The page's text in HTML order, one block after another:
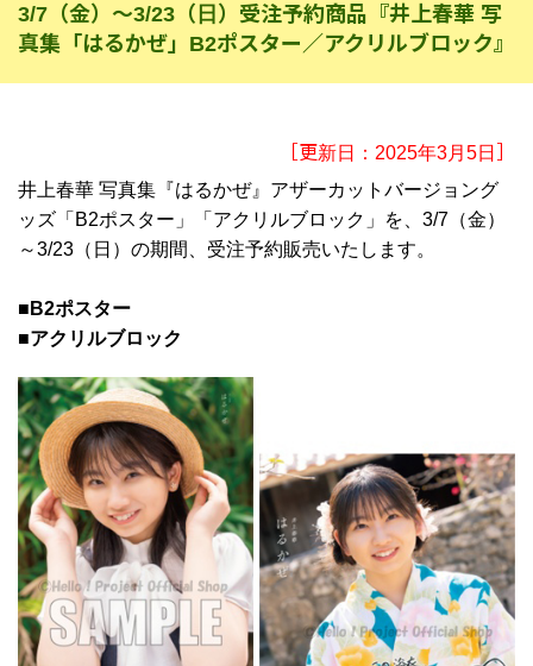
3/7（金）～3/23（日）受注予約商品『井上春華 写
真集「はるかぜ」B2ポスター／アクリルブロック』
［更新日：2025年3月5日］
井上春華 写真集『はるかぜ』アザーカットバージョング
ッズ「B2ポスター」「アクリルブロック」を、3/7（金）
～3/23（日）の期間、受注予約販売いたします。
■B2ポスター
■アクリルブロック